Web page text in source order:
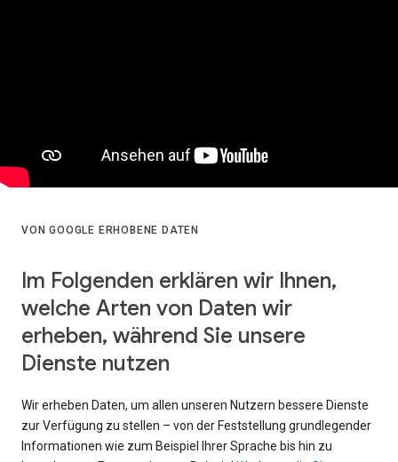
VON GOOGLE ERHOBENE DATEN
Im Folgenden erklären wir Ihnen,
welche Arten von Daten wir
erheben, während Sie unsere
Dienste nutzen
Wir erheben Daten, um allen unseren Nutzern bessere Dienste
zur Verfügung zu stellen – von der Feststellung grundlegender
Informationen wie zum Beispiel Ihrer Sprache bis hin zu